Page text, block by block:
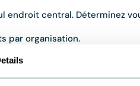
central. Déterminez
par organisation.
ou public cible) au sein
contacts grâce à une